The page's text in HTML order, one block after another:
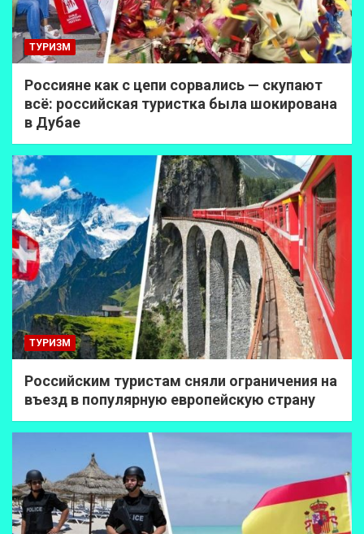
ТУРИЗМ
Россияне как с цепи сорвались — скупают
всё: российская туристка была шокирована
в Дубае
ТУРИЗМ
Российским туристам сняли ограничения на
въезд в популярную европейскую страну